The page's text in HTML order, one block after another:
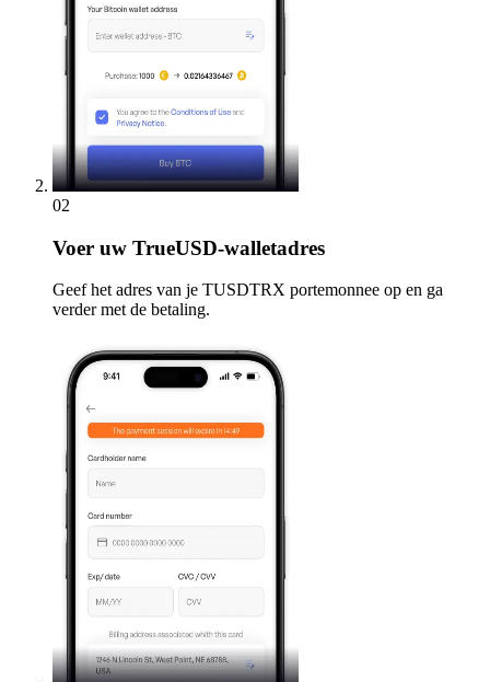
02
Voer uw TrueUSD-walletadres
Geef het adres van je TUSDTRX portemonnee op en ga
verder met de betaling.